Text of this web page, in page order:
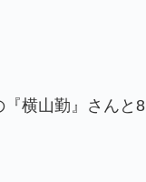
横山勤』さんと8